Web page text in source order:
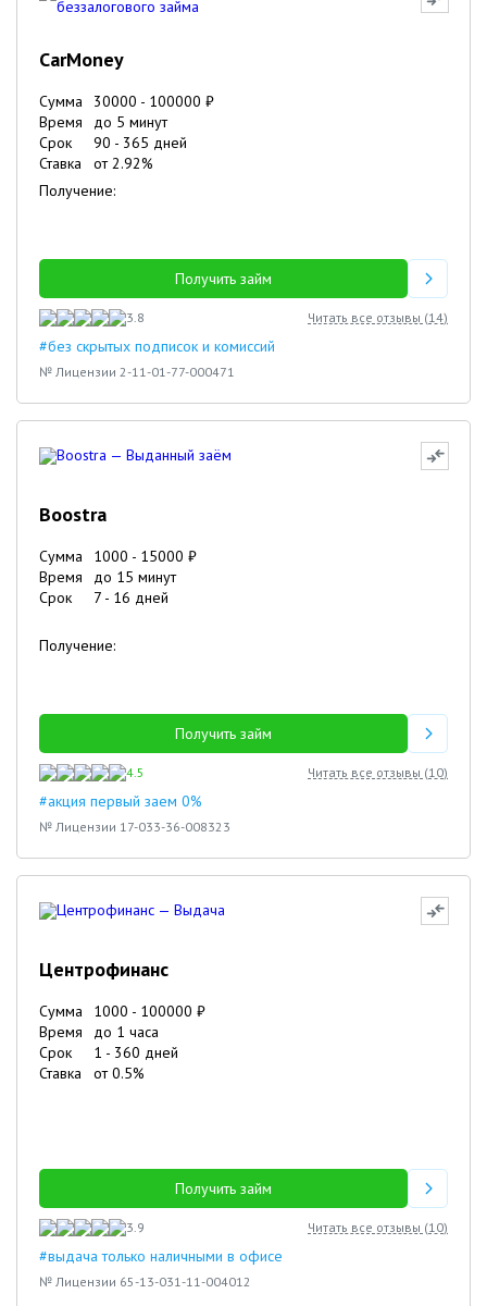
CarMoney
Сумма 30000 - 100000 ₽
Время
до 5 минут
Срок
90 - 365 дней
Ставка
от2.92%
Получение:
Получить займ
3.8 Читать все отзывы (14)
#без скрытых подписок и комиссий
№ Лицензии 2-11-01-77-000471
Boostra
Сумма 1000 - 15000 ₽
Время
до 15 минут
Срок
7 - 16 дней
Получение:
Получить займ
4.5 Читать все отзывы (10)
#акция первый заем 0%
№ Лицензии 17-033-36-008323
Центрофинанс
Сумма 1000 - 100000 ₽
Время
до 1 часа
Срок
1 - 360 дней
Ставка
от0.5%
Получить займ
3.9 Читать все отзывы (10)
#выдача только наличными в офисе
№ Лицензии 65-13-031-11-004012